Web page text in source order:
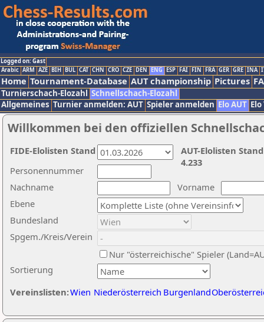
Logged on: Gast
Arabic ARM AZE BIH BUL CAT CHN CRO CZE DEN ENG ESP FAI FIN FRA GER GRE INA
Home Tournament-Database AUT championship Pictures
Turnierschach-Elozahl Schnellschach-Elozahl
Allgemeines Turnier anmelden: AUT Spieler anmelden Elo AUT
Willkommen bei den offiziellen
Nachname
Vorname
Ebene
Sortierung
Personennummer
Bundesland
Spgem./Kreis/Verein
Nur "österreichische" Spieler
Vereinslisten:Wien Niederösterreich Burgenland
AUT-Elolisten
4.233
FIDE-Elolisten Stand